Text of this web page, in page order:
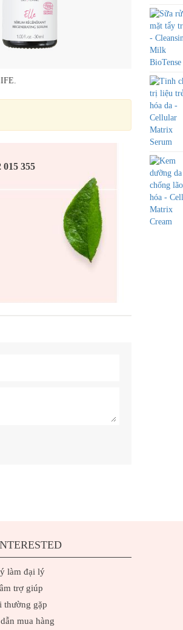
355
làm đại lý
trợ giúp
thường gặp
mua hàng